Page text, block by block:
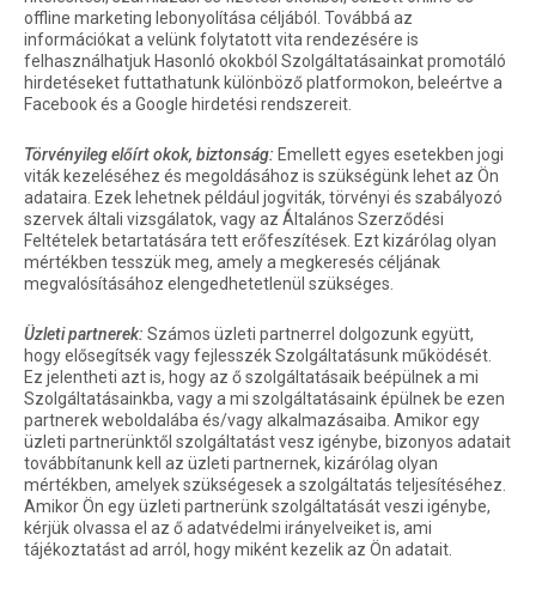
offline marketing lebonyolítása céljából. Továbbá az
információkat a velünk folytatott vita rendezésére is
felhasználhatjuk Hasonló okokból Szolgáltatásainkat promotáló
hirdetéseket futtathatunk különböző platformokon, beleértve a
Facebook és a Google hirdetési rendszereit.
Törvényileg előírt okok, biztonság: Emellett egyes esetekben jogi
viták kezeléséhez és megoldásához is szükségünk lehet az Ön
adataira. Ezek lehetnek például jogviták, törvényi és szabályozó
szervek általi vizsgálatok, vagy az Általános Szerződési
Feltételek betartatására tett erőfeszítések. Ezt kizárólag olyan
mértékben tesszük meg, amely a megkeresés céljának
megvalósításához elengedhetetlenül szükséges.
Üzleti partnerek: Számos üzleti partnerrel dolgozunk együtt,
hogy elősegítsék vagy fejlesszék Szolgáltatásunk működését.
Ez jelentheti azt is, hogy az ő szolgáltatásaik beépülnek a mi
Szolgáltatásainkba, vagy a mi szolgáltatásaink épülnek be ezen
partnerek weboldalába és/vagy alkalmazásaiba. Amikor egy
üzleti partnerünktől szolgáltatást vesz igénybe, bizonyos adatait
továbbítanunk kell az üzleti partnernek, kizárólag olyan
mértékben, amelyek szükségesek a szolgáltatás teljesítéséhez.
Amikor Ön egy üzleti partnerünk szolgáltatását veszi igénybe,
kérjük olvassa el az ő adatvédelmi irányelveiket is, ami
tájékoztatást ad arról, hogy miként kezelik az Ön adatait.